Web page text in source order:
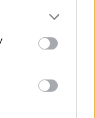
or more Google
You may click to
party tags to
in below Google